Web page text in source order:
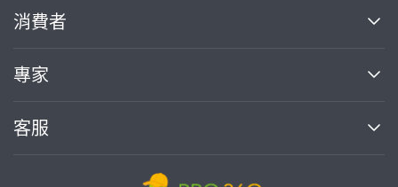
關於我們
部落格
加入我們
消費者
買服務
熱門服務
專家
案件中心
客服